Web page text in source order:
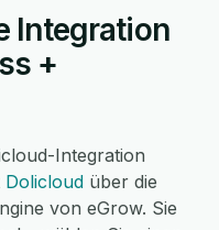
Integration
+
Integration
Dolicloud über die
von eGrow. Sie